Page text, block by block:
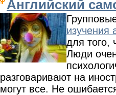
Английский
изучения
для того,
Люди
разговаривают на
могут все. Не